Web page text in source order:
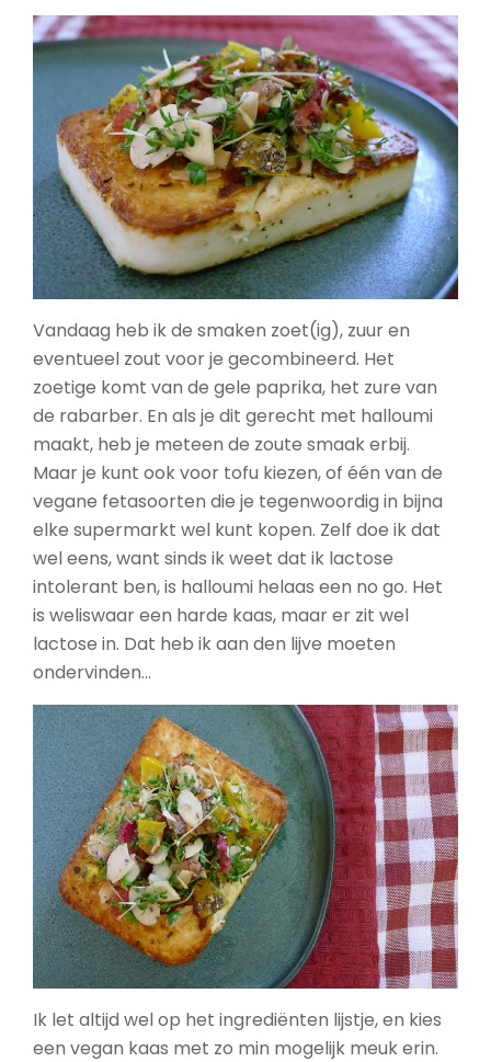
Vandaag heb ik de smaken zoet(ig), zuur en
eventueel zout voor je gecombineerd. Het
zoetige komt van de gele paprika, het zure van
de rabarber. En als je dit gerecht met halloumi
maakt, heb je meteen de zoute smaak erbij.
Maar je kunt ook voor tofu kiezen, of één van de
vegane fetasoorten die je tegenwoordig in bijna
elke supermarkt wel kunt kopen. Zelf doe ik dat
wel eens, want sinds ik weet dat ik lactose
intolerant ben, is halloumi helaas een no go. Het
is weliswaar een harde kaas, maar er zit wel
lactose in. Dat heb ik aan den lijve moeten
ondervinden…
Ik let altijd wel op het ingrediënten lijstje, en kies
een vegan kaas met zo min mogelijk meuk erin.